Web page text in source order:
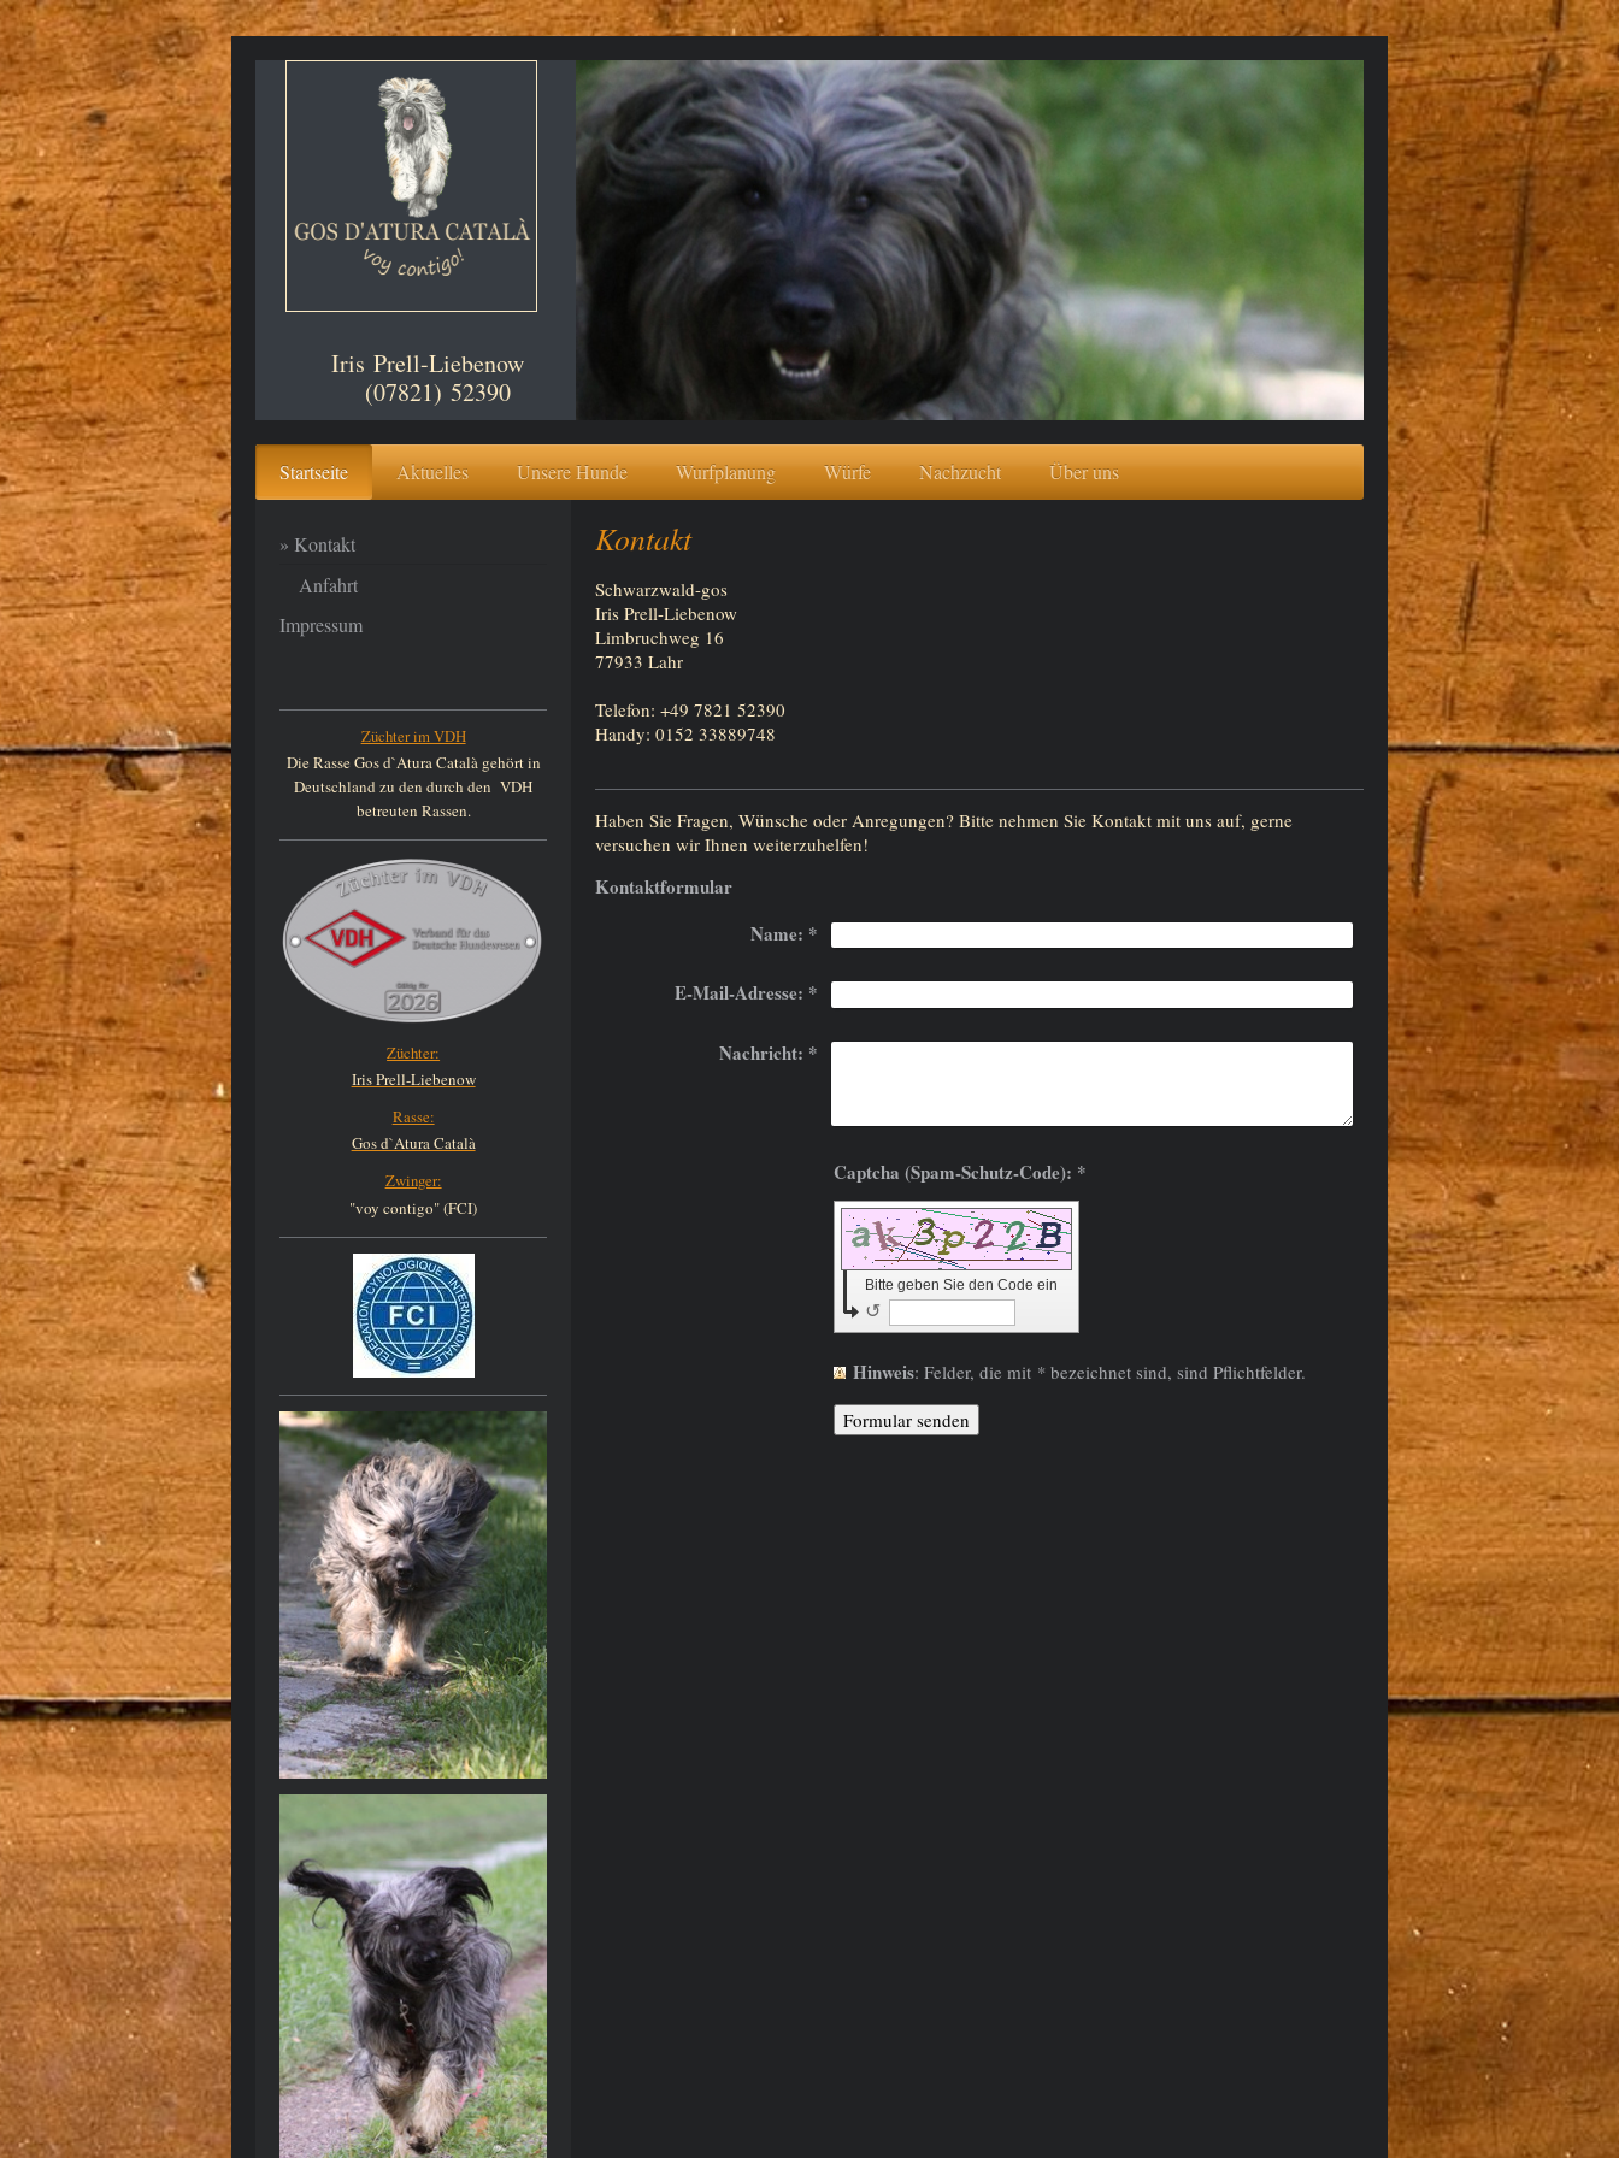
Iris Prell-Liebenow
(07821) 52390
Startseite Aktuelles Unsere Hunde Wurfplanung Würfe Nachzucht Über uns
Kontakt
Schwarzwald-gos
Iris Prell-Liebenow
Limbruchweg 16
77933 Lahr
Telefon: +49 7821 52390
Handy: 0152 33889748
Haben Sie Fragen, Wünsche oder Anregungen? Bitte nehmen Sie Kontakt mit uns auf, gerne
versuchen wir Ihnen weiterzuhelfen!
Kontaktformular
Name: *
E-Mail-Adresse: *
Nachricht: *
Captcha (Spam-Schutz-Code): *
Bitte geben Sie den Code ein
↺
Hinweis : Felder, die mit *bezeichnet sind, sind Pflichtfelder.
Kontakt
Anfahrt
Impressum
Züchter im VDH
Die Rasse Gos d`Atura Català gehört in
Deutschland zu den durch den VDH
betreuten Rassen.
Züchter:
Iris Prell-Liebenow
Rasse:
Gos d`Atura Català
Zwinger:
"voy contigo" (FCI)